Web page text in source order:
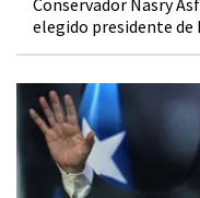
elegido presidente de